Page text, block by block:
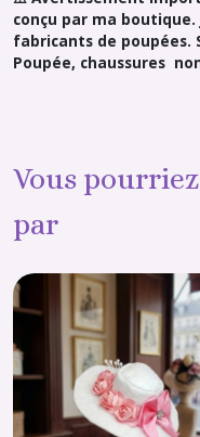
conçu par ma boutique.
fabricants de poupées.
Poupée, chaussures
Vous
par